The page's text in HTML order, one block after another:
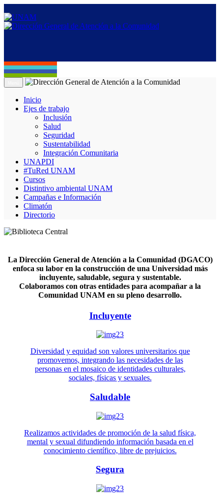
Inicio
Ejes de trabajo
Inclusión
Salud
Seguridad
Sustentabilidad
Integración Comunitaria
UNAPDI
#TuRed UNAM
Cursos
Distintivo ambiental UNAM
Campañas e Información
Climatón
Directorio
La Dirección General de Atención a la Comunidad (DGACO)
enfoca su labor en la construcción de una Universidad más
incluyente, saludable, segura y sustentable.
Colaboramos con otras entidades para acompañar a la
Comunidad UNAM en su pleno desarrollo.
Incluyente
Diversidad y equidad son valores universitarios que
promovemos, integrando las necesidades de las
personas en el mosaico de identidades culturales,
sociales, físicas y sexuales.
Saludable
Realizamos actividades de promoción de la salud física,
mental y sexual difundiendo información basada en el
conocimiento científico, libre de prejuicios.
Segura